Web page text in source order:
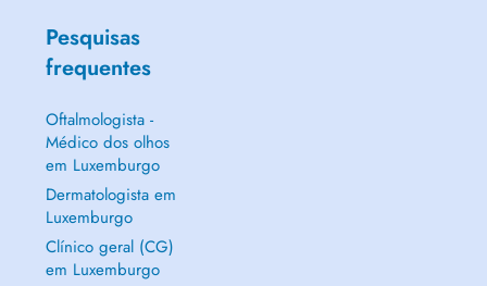
Pesquisas
frequentes
Oftalmologista -
Médico dos olhos
em Luxemburgo
Dermatologista em
Luxemburgo
Clínico geral (CG)
em Luxemburgo